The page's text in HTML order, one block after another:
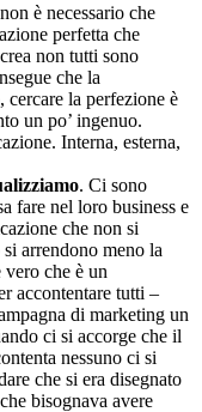
è necessario che
perfetta che
non tutti sono
che la
cercare la perfezione è
un po’ ingenuo.
Interna, esterna,
. Ci sono
fare nel loro business e
che non si
arrendono meno la
che è un
accontentare tutti –
di marketing un
ci si accorge che il
nessuno ci si
che si era disegnato
bisognava avere